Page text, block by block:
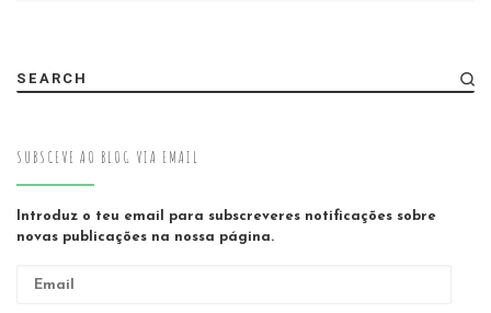
SEARCH
SUBSCEVE AO BLOG VIA EMAIL
Introduz o teu email para subscreveres notificações sobre
novas publicações na nossa página.